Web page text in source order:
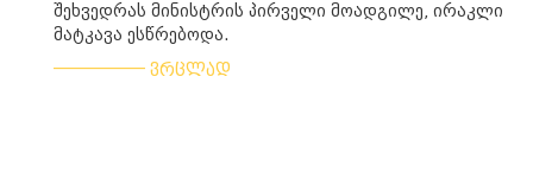
შეხვედრას მინისტრის პირველი მოადგილე, ირაკლი
მატკავა ესწრებოდა.
ვრცლად